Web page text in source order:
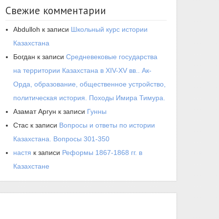
Свежие комментарии
Abdulloh к записи Школьный курс истории
Казахстана
Богдан к записи Средневековые государства
на территории Казахстана в XIV-XV вв.. Ак-
Орда, образование, общественное устройство,
политическая история. Походы Имира Тимура.
Азамат Аргун к записи Гунны
Стас к записи Вопросы и ответы по истории
Казахстана. Вопросы 301-350
настя к записи Реформы 1867-1868 гг. в
Казахстане